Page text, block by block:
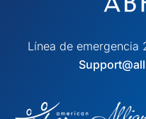
Línea de emergencia